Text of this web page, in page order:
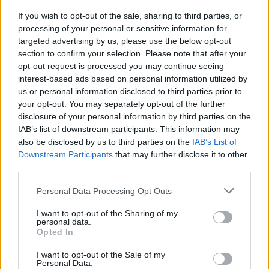
If you wish to opt-out of the sale, sharing to third parties, or
processing of your personal or sensitive information for
targeted advertising by us, please use the below opt-out
section to confirm your selection. Please note that after your
opt-out request is processed you may continue seeing
interest-based ads based on personal information utilized by
us or personal information disclosed to third parties prior to
your opt-out. You may separately opt-out of the further
disclosure of your personal information by third parties on the
IAB’s list of downstream participants. This information may
also be disclosed by us to third parties on the IAB’s List of
Downstream Participants that may further disclose it to other
Personal Data Processing Opt Outs
I want to opt-out of the Sharing of my
personal data.
Opted In
I want to opt-out of the Sale of my
Personal Data.
A rovat további cikkei